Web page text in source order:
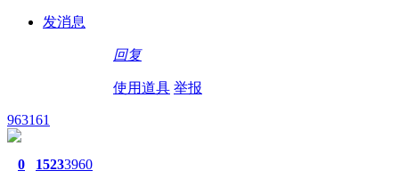
发消息
回复
使用道具 举报
963161
0 15233960